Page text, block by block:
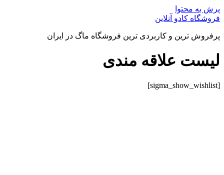
پرش به محتوا
فروشگاه کادو آنلاین
پرفروش ترین و کاربردی ترین فروشگاه ماگ در ایران
لیست علاقه مندی
[sigma_show_wishlist]